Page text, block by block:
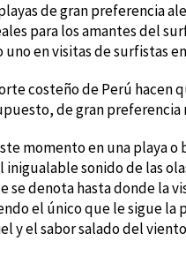
de gran preferencia
para los amantes del
uno en visitas de surfistas
costeño de Perú
de gran preferencia
momento en una playa
inigualable sonido de las
se denota hasta donde la
el único que le sigue
y el sabor salado del